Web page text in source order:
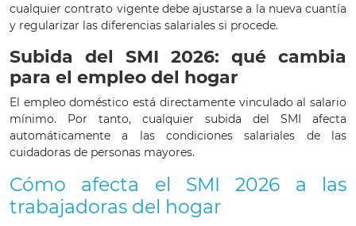
cualquier contrato vigente debe ajustarse a la nueva cuantía
y regularizar las diferencias salariales si procede.
Subida del SMI 2026: qué cambia
para el empleo del hogar
El empleo doméstico está directamente vinculado al salario
mínimo. Por tanto, cualquier subida del SMI afecta
automáticamente a las condiciones salariales de las
cuidadoras de personas mayores.
Cómo afecta el SMI 2026 a las
trabajadoras del hogar